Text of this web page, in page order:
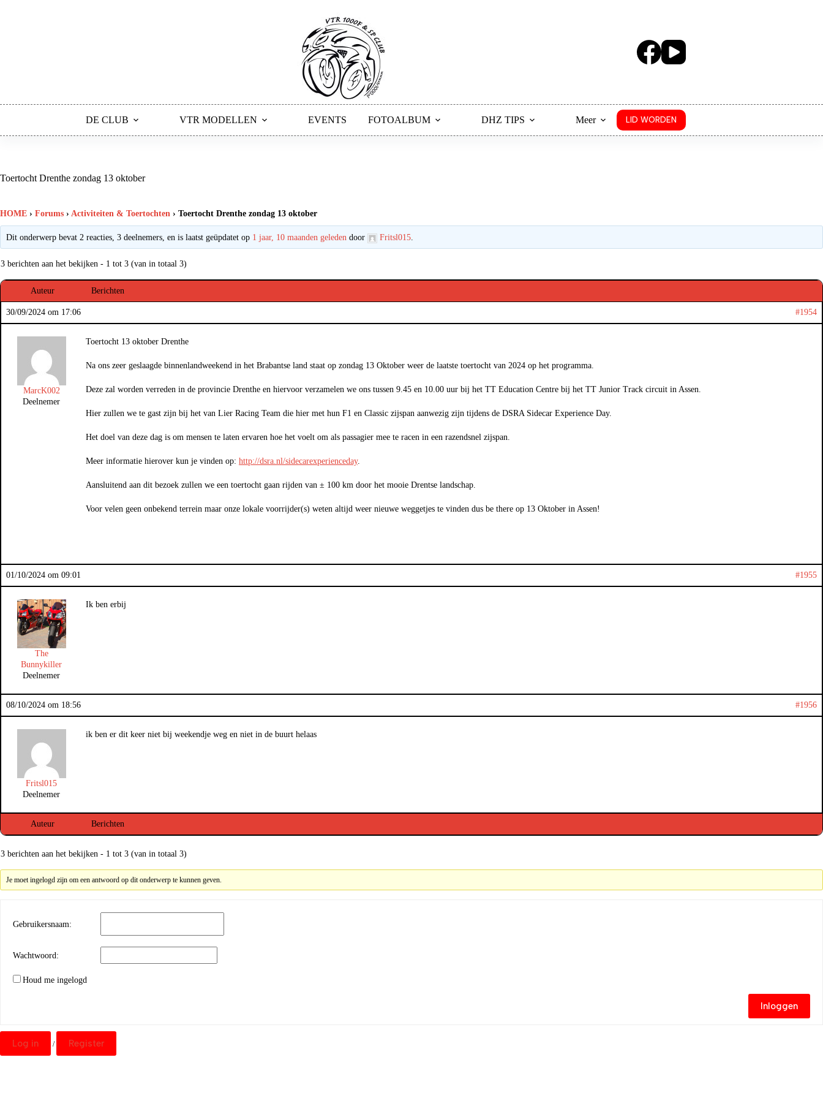
DE CLUB VTR MODELLEN EVENTS FOTOALBUM DHZ TIPS Meer LID WORDEN
Toertocht Drenthe zondag 13 oktober
HOME › Forums › Activiteiten & Toertochten › Toertocht Drenthe zondag 13 oktober
Dit onderwerp bevat 2 reacties, 3 deelnemers, en is laatst geüpdatet op 1 jaar, 10 maanden geleden door Fritsl015.
3 berichten aan het bekijken - 1 tot 3 (van in totaal 3)
Auteur Berichten
30/09/2024 om 17:06 #1954
MarcK002
Deelnemer
Toertocht 13 oktober Drenthe
Na ons zeer geslaagde binnenlandweekend in het Brabantse land staat op zondag 13 Oktober weer de laatste toertocht van 2024 op het programma.
Deze zal worden verreden in de provincie Drenthe en hiervoor verzamelen we ons tussen 9.45 en 10.00 uur bij het TT Education Centre bij het TT Junior Track circuit in Assen.
Hier zullen we te gast zijn bij het van Lier Racing Team die hier met hun F1 en Classic zijspan aanwezig zijn tijdens de DSRA Sidecar Experience Day.
Het doel van deze dag is om mensen te laten ervaren hoe het voelt om als passagier mee te racen in een razendsnel zijspan.
Meer informatie hierover kun je vinden op: http://dsra.nl/sidecarexperienceday.
Aansluitend aan dit bezoek zullen we een toertocht gaan rijden van ± 100 km door het mooie Drentse landschap.
Voor velen geen onbekend terrein maar onze lokale voorrijder(s) weten altijd weer nieuwe weggetjes te vinden dus be there op 13 Oktober in Assen!
01/10/2024 om 09:01 #1955
The
Bunnykiller
Deelnemer
Ik ben erbij
08/10/2024 om 18:56 #1956
Fritsl015
Deelnemer
ik ben er dit keer niet bij weekendje weg en niet in de buurt helaas
Auteur Berichten
3 berichten aan het bekijken - 1 tot 3 (van in totaal 3)
Je moet ingelogd zijn om een antwoord op dit onderwerp te kunnen geven.
Gebruikersnaam:
Wachtwoord:
Houd me ingelogd
Inloggen
Log in / Register